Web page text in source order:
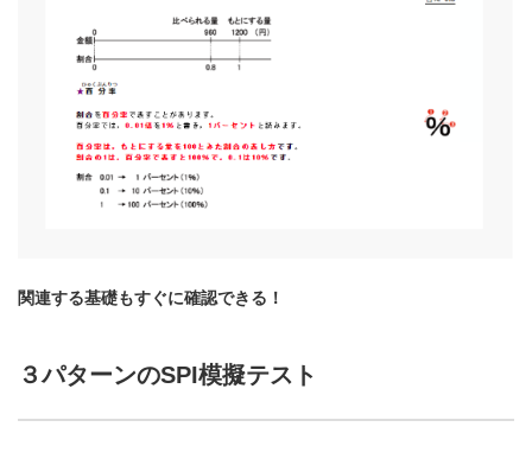
関連する基礎もすぐに確認できる！
３パターンのSPI模擬テスト